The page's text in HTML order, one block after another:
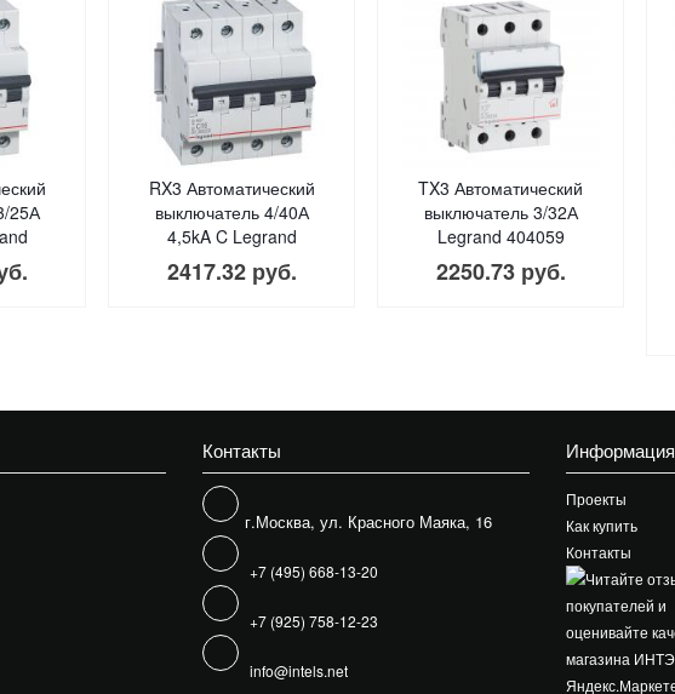
25А
RX3 Автоматический
выключатель 4/40А
4,5kA C Legrand
2417.32 руб.
TX3 Автоматический
выключатель 3/32А
Legrand 404059
2250.73 руб.
Контакты
г.Москва, ул. Красного Маяка, 16
+7 (495) 668-13-20
+7 (925) 758-12-23
info@intels.net
Информация
Проекты
Как купить
Контакты